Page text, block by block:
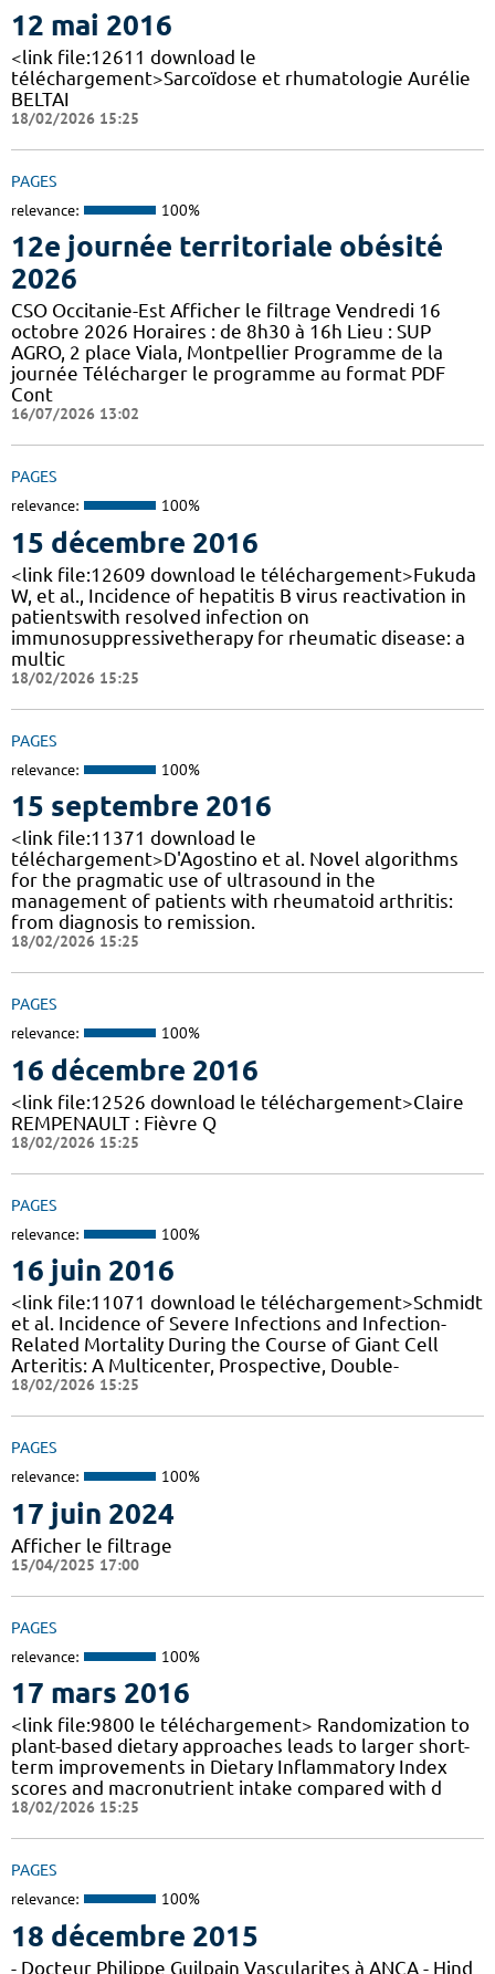
12 mai 2016
<link file:12611 download le
téléchargement>Sarcoïdose et rhumatologie Aurélie
BELTAI
18/02/2026 15:25
PAGES
relevance: 100%
12e journée territoriale obésité
2026
CSO Occitanie-Est Afficher le filtrage Vendredi 16
octobre 2026 Horaires : de 8h30 à 16h Lieu : SUP
AGRO, 2 place Viala, Montpellier Programme de la
journée Télécharger le programme au format PDF
Cont
16/07/2026 13:02
PAGES
relevance: 100%
15 décembre 2016
<link file:12609 download le téléchargement>Fukuda
W, et al., Incidence of hepatitis B virus reactivation in
patientswith resolved infection on
immunosuppressivetherapy for rheumatic disease: a
multic
18/02/2026 15:25
PAGES
relevance: 100%
15 septembre 2016
<link file:11371 download le
téléchargement>D'Agostino et al. Novel algorithms
for the pragmatic use of ultrasound in the
management of patients with rheumatoid arthritis:
from diagnosis to remission.
18/02/2026 15:25
PAGES
relevance: 100%
16 décembre 2016
<link file:12526 download le téléchargement>Claire
REMPENAULT : Fièvre Q
18/02/2026 15:25
PAGES
relevance: 100%
16 juin 2016
<link file:11071 download le téléchargement>Schmidt
et al. Incidence of Severe Infections and Infection-
Related Mortality During the Course of Giant Cell
Arteritis: A Multicenter, Prospective, Double-
18/02/2026 15:25
PAGES
relevance: 100%
17 juin 2024
Afficher le filtrage
15/04/2025 17:00
PAGES
relevance: 100%
17 mars 2016
<link file:9800 le téléchargement> Randomization to
plant-based dietary approaches leads to larger short-
term improvements in Dietary Inflammatory Index
scores and macronutrient intake compared with d
18/02/2026 15:25
PAGES
relevance: 100%
18 décembre 2015
- Docteur Philippe Guilpain Vascularites à ANCA - Hind